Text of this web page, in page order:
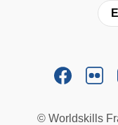
© Worldskills